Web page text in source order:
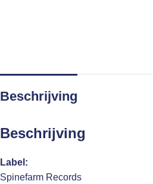
Beschrijving
Beschrijving
Label:
Spinefarm Records